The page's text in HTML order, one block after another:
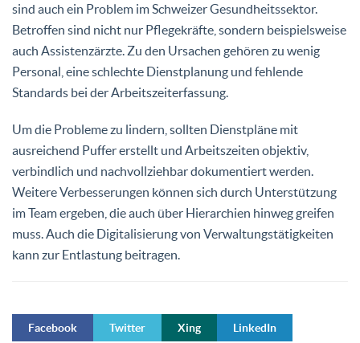
sind auch ein Problem im Schweizer Gesundheitssektor.
Betroffen sind nicht nur Pflegekräfte, sondern beispielsweise
auch Assistenzärzte. Zu den Ursachen gehören zu wenig
Personal, eine schlechte Dienstplanung und fehlende
Standards bei der Arbeitszeiterfassung.
Um die Probleme zu lindern, sollten Dienstpläne mit
ausreichend Puffer erstellt und Arbeitszeiten objektiv,
verbindlich und nachvollziehbar dokumentiert werden.
Weitere Verbesserungen können sich durch Unterstützung
im Team ergeben, die auch über Hierarchien hinweg greifen
muss. Auch die Digitalisierung von Verwaltungstätigkeiten
kann zur Entlastung beitragen.
Facebook Twitter Xing LinkedIn